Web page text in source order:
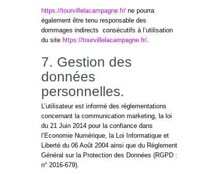
https://tourvillelacampagne.fr/ ne pourra
également être tenu responsable des
dommages indirects consécutifs à l’utilisation
du site https://tourvillelacampagne.fr/.
7. Gestion des
données
personnelles.
L’utilisateur est informé des réglementations
concernant la communication marketing, la loi
du 21 Juin 2014 pour la confiance dans
l’Economie Numérique, la Loi Informatique et
Liberté du 06 Août 2004 ainsi que du Règlement
Général sur la Protection des Données (RGPD :
n° 2016-679).